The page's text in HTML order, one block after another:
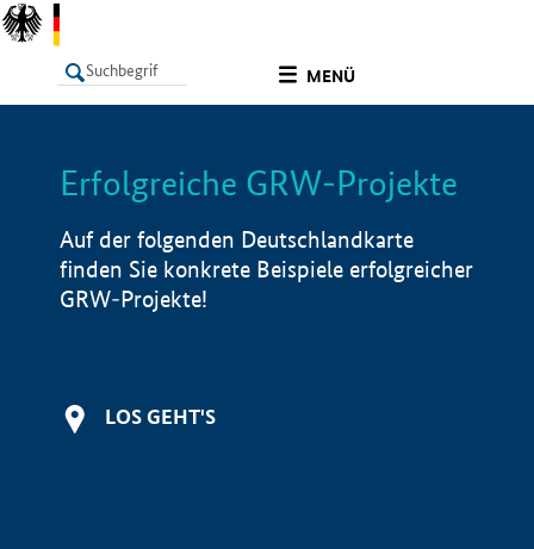
MENÜ
LISTE Info
Erfolgreiche GRW-Projekte
Auf der folgenden Deutschlandkarte
finden Sie konkrete Beispiele erfolgreicher
GRW-Projekte!
LOS GEHT'S